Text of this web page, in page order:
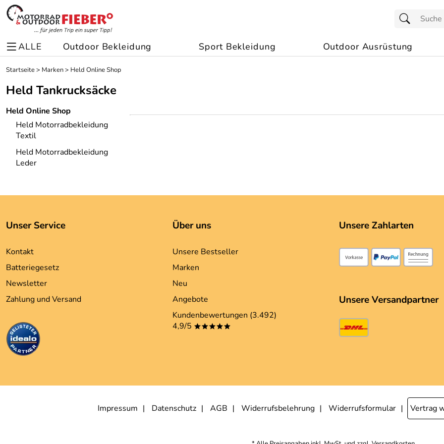
ALLE Outdoor Bekleidung Sport Bekleidung Outdoor Ausrüstung
Startseite> Marken> Held Online Shop
Held Tankrucksäcke
Held Online Shop
Held Motorradbekleidung
Textil
Held Motorradbekleidung
Leder
Unser Service
Kontakt
Batteriegesetz
Newsletter
Zahlung und Versand
Über uns
Unsere Bestseller
Marken
Neu
Angebote
Kundenbewertungen (3.492)
4,9/5 *****
Unsere Zahlarten
Unsere Versandpartner
Impressum Datenschutz AGB Widerrufsbelehrung Widerrufsformular Vertrag